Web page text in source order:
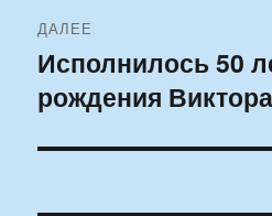
ДАЛЕЕ
Следующая
запись:
Исполнилось 50
рождения